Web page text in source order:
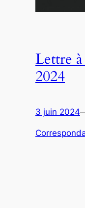
Lettre
2024
3 juin 2024